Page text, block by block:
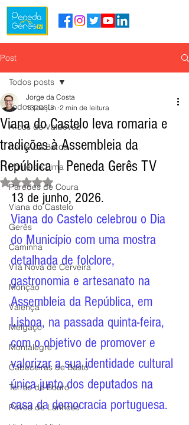
Post
Todos posts
Arcos de Valdevez
Ponte da Barca
Ponte de Lima
Paredes de Coura
Viana do Castelo
Gerês
Caminha
Vila Nova de Cerveira
Monção
Valença
Melgaço
Montalegre
Cabeceiras de Basto
Terras de Bouro
Póvoa de Lanhoso
Todos posts
Viana do Castelo leva romaria e
tradições à Assembleia da
República | Peneda Gerês TV
Jorge da Costa
13 de jun. 2 min de leitura
Avaliado com NaN de 5 estrelas.
13 de junho, 2026.
Viana do Castelo celebrou o Dia
do Município com uma mostra
detalhada de folclore,
gastronomia e artesanato na
Assembleia da República, em
Lisboa, na passada quinta-feira,
com o objetivo de promover e
valorizar a sua identidade cultural
única junto dos deputados na
casa da democracia portuguesa.